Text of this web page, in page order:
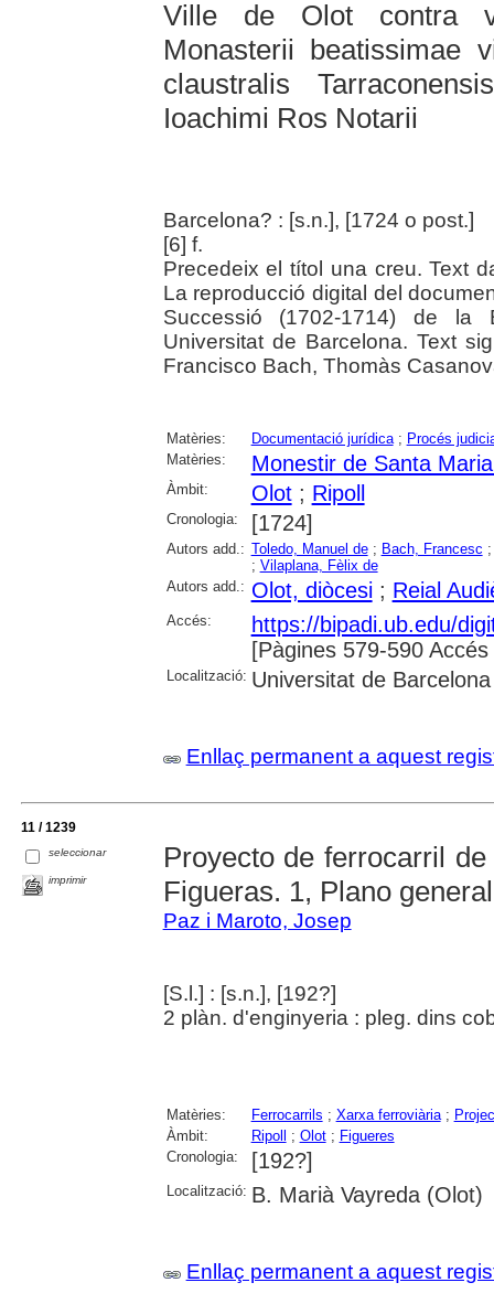
Ville de Olot contra
Monasterii beatissimae
claustralis
Ioachimi Ros Notarii
Barcelona? : [s.n.], [1724 o post.]
[6] f.
Precedeix el títol una creu. Text
La reproducció digital del
Successió (1702-1714) de la
Universitat de Barcelona. Text
Francisco Bach, Thomàs
Matèries: Documentació jurídica; Procés
Matèries:
Monestir de Santa
Àmbit: Olot; Ripoll
Cronologia: [1724]
Autors add.: Toledo, Manuel de; Bach, Francesc
; Vilaplana, Fèlix de
Autors add.: Olot, diòcesi; Reial
Accés:
https://bipadi.ub.edu/
[Pàgines 579-590
Localització: Universitat de Barcelona
Enllaç permanent a aquest
11 / 1239
seleccionar
imprimir
Proyecto de ferrocarril
Figueras. 1, Plano general
Paz i Maroto, Josep
[S.l.] : [s.n.], [192?]
2 plàn. d'enginyeria : pleg. dins
Matèries: Ferrocarrils ; Xarxa ferroviària;
Àmbit:
Ripoll ; Olot; Figueres
Cronologia:
[192?]
Localització: B. Marià Vayreda (Olot)
Enllaç permanent a aquest